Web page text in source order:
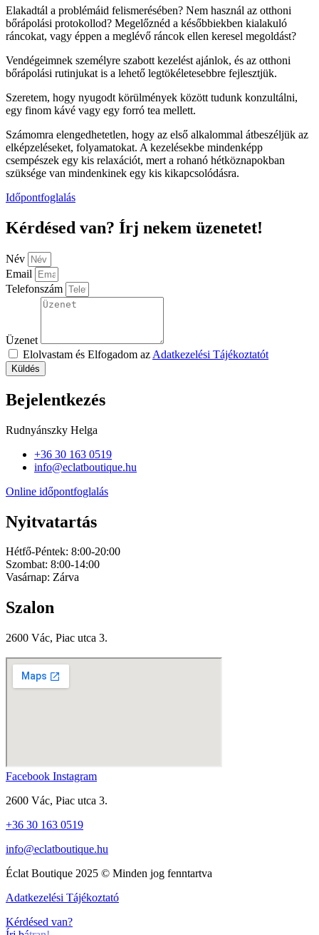
Elakadtál a problémáid felismerésében? Nem használ az otthoni
bőrápolási protokollod? Megelőznéd a későbbiekben kialakuló
ráncokat, vagy éppen a meglévő ráncok ellen keresel megoldást?
Vendégeimnek személyre szabott kezelést ajánlok, és az otthoni
bőrápolási rutinjukat is a lehető legtökéletesebbre fejlesztjük.
Szeretem, hogy nyugodt körülmények között tudunk konzultálni,
egy finom kávé vagy egy forró tea mellett.
Számomra elengedhetetlen, hogy az első alkalommal átbeszéljük az
elképzeléseket, folyamatokat. A kezelésekbe mindenképp
csempészek egy kis relaxációt, mert a rohanó hétköznapokban
szüksége van mindenkinek egy kis kikapcsolódásra.
Időpontfoglalás
Kérdésed van? Írj nekem üzenetet!
Név
Email
Telefonszám
Üzenet
Elolvastam és Elfogadom az Adatkezelési Tájékoztatót
Küldés
Bejelentkezés
Rudnyánszky Helga
+36 30 163 0519
info@eclatboutique.hu
Online időpontfoglalás
Nyitvatartás
Hétfő-Péntek: 8:00-20:00
Szombat: 8:00-14:00
Vasárnap: Zárva
Szalon
2600 Vác, Piac utca 3.
Facebook Instagram
2600 Vác, Piac utca 3.
+36 30 163 0519
info@eclatboutique.hu
Éclat Boutique 2025 © Minden jog fenntartva
Adatkezelési Tájékoztató
Kérdésed van?